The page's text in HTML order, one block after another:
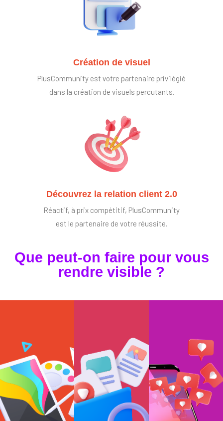
Création de visuel
PlusCommunity est votre partenaire privilégié
dans la création de visuels percutants.
Découvrez la relation client 2.0
Réactif, à prix compétitif, PlusCommunity
est le partenaire de votre réussite.
Que peut-on faire pour vous
rendre visible ?